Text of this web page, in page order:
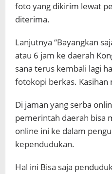
foto yang dikirim lewat
diterima.
Lanjutnya “Bayangkan
atau 6 jam ke daerah
sana terus kembali lagi
fotokopi berkas. Kasihan
Di jaman yang serba
pemerintah daerah bisa
online ini ke dalam
kependudukan.
Hal ini Bisa saja